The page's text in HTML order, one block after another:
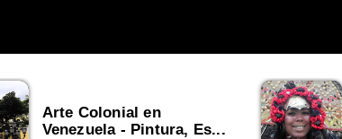
Arte Colonial en
Venezuela - Pintura, Es...